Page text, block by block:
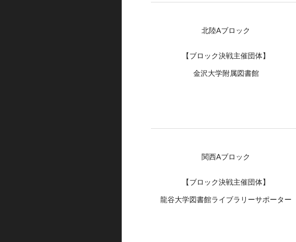
北陸Aブロック
【ブロック決戦主催団体】
金沢大学附属図書館
関西Aブロック
【ブロック決戦主催団体】
龍谷大学図書館ライブラリーサポーター